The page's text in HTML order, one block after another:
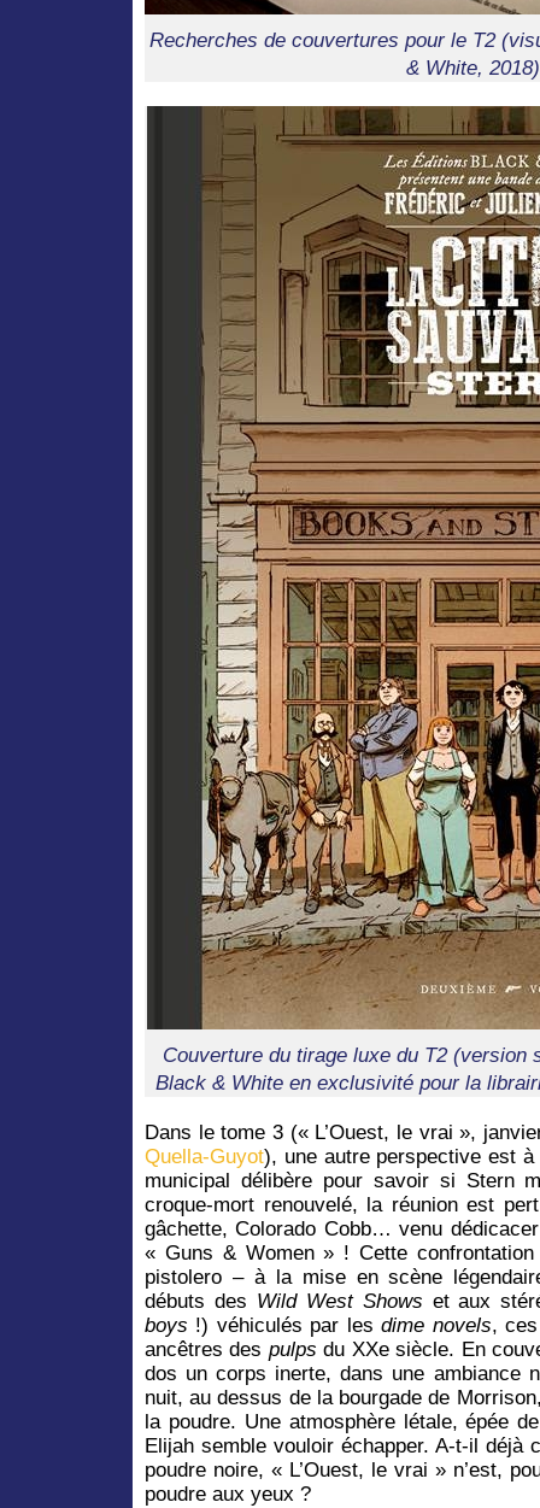
Recherches de couvertures pour le T2
& White,
Couverture du tirage luxe du T2 (version
Black & White en exclusivité pour la
Dans le tome 3 (« L’Ouest, le vrai »,
Quella-Guyot), une autre perspective est
municipal délibère pour savoir si Stern
croque-mort renouvelé, la réunion est
gâchette, Colorado Cobb… venu
« Guns & Women » ! Cette
pistolero – à la mise en scène
débuts des Wild West Shows et aux
boys !) véhiculés par lesdime novels,
ancêtres des pulps du XXe siècle. En
dos un corps inerte, dans une ambiance
nuit, au dessus de la bourgade de
la poudre. Une atmosphère létale, épée
Elijah semble vouloir échapper. A-t-il déjà
poudre noire, « L’Ouest, le vrai » n’est,
poudre aux yeux ?